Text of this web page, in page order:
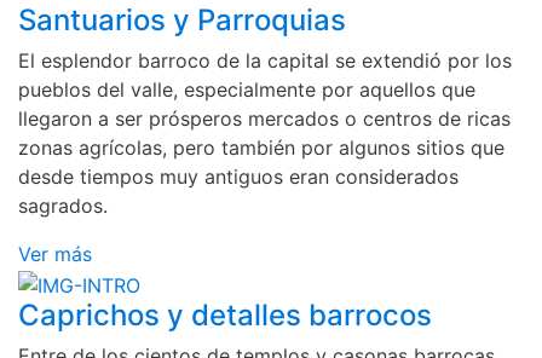
Santuarios y Parroquias
El esplendor barroco de la capital se extendió por los
pueblos del valle, especialmente por aquellos que
llegaron a ser prósperos mercados o centros de ricas
zonas agrícolas, pero también por algunos sitios que
desde tiempos muy antiguos eran considerados
sagrados.
Ver más
Caprichos y detalles barrocos